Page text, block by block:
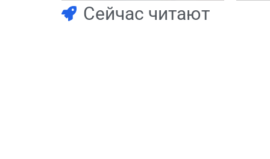
Сейчас читают